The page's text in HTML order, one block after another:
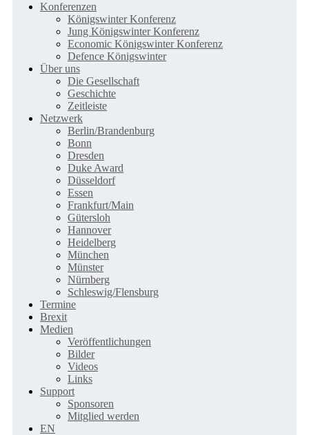
Konferenzen
Königswinter Konferenz
Jung Königswinter Konferenz
Economic Königswinter Konferenz
Defence Königswinter
Über uns
Die Gesellschaft
Geschichte
Zeitleiste
Netzwerk
Berlin/Brandenburg
Bonn
Dresden
Duke Award
Düsseldorf
Essen
Frankfurt/Main
Gütersloh
Hannover
Heidelberg
München
Münster
Nürnberg
Schleswig/Flensburg
Termine
Brexit
Medien
Veröffentlichungen
Bilder
Videos
Links
Support
Sponsoren
Mitglied werden
EN